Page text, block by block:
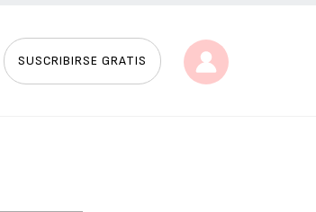
SUSCRIBIRSE GRATIS